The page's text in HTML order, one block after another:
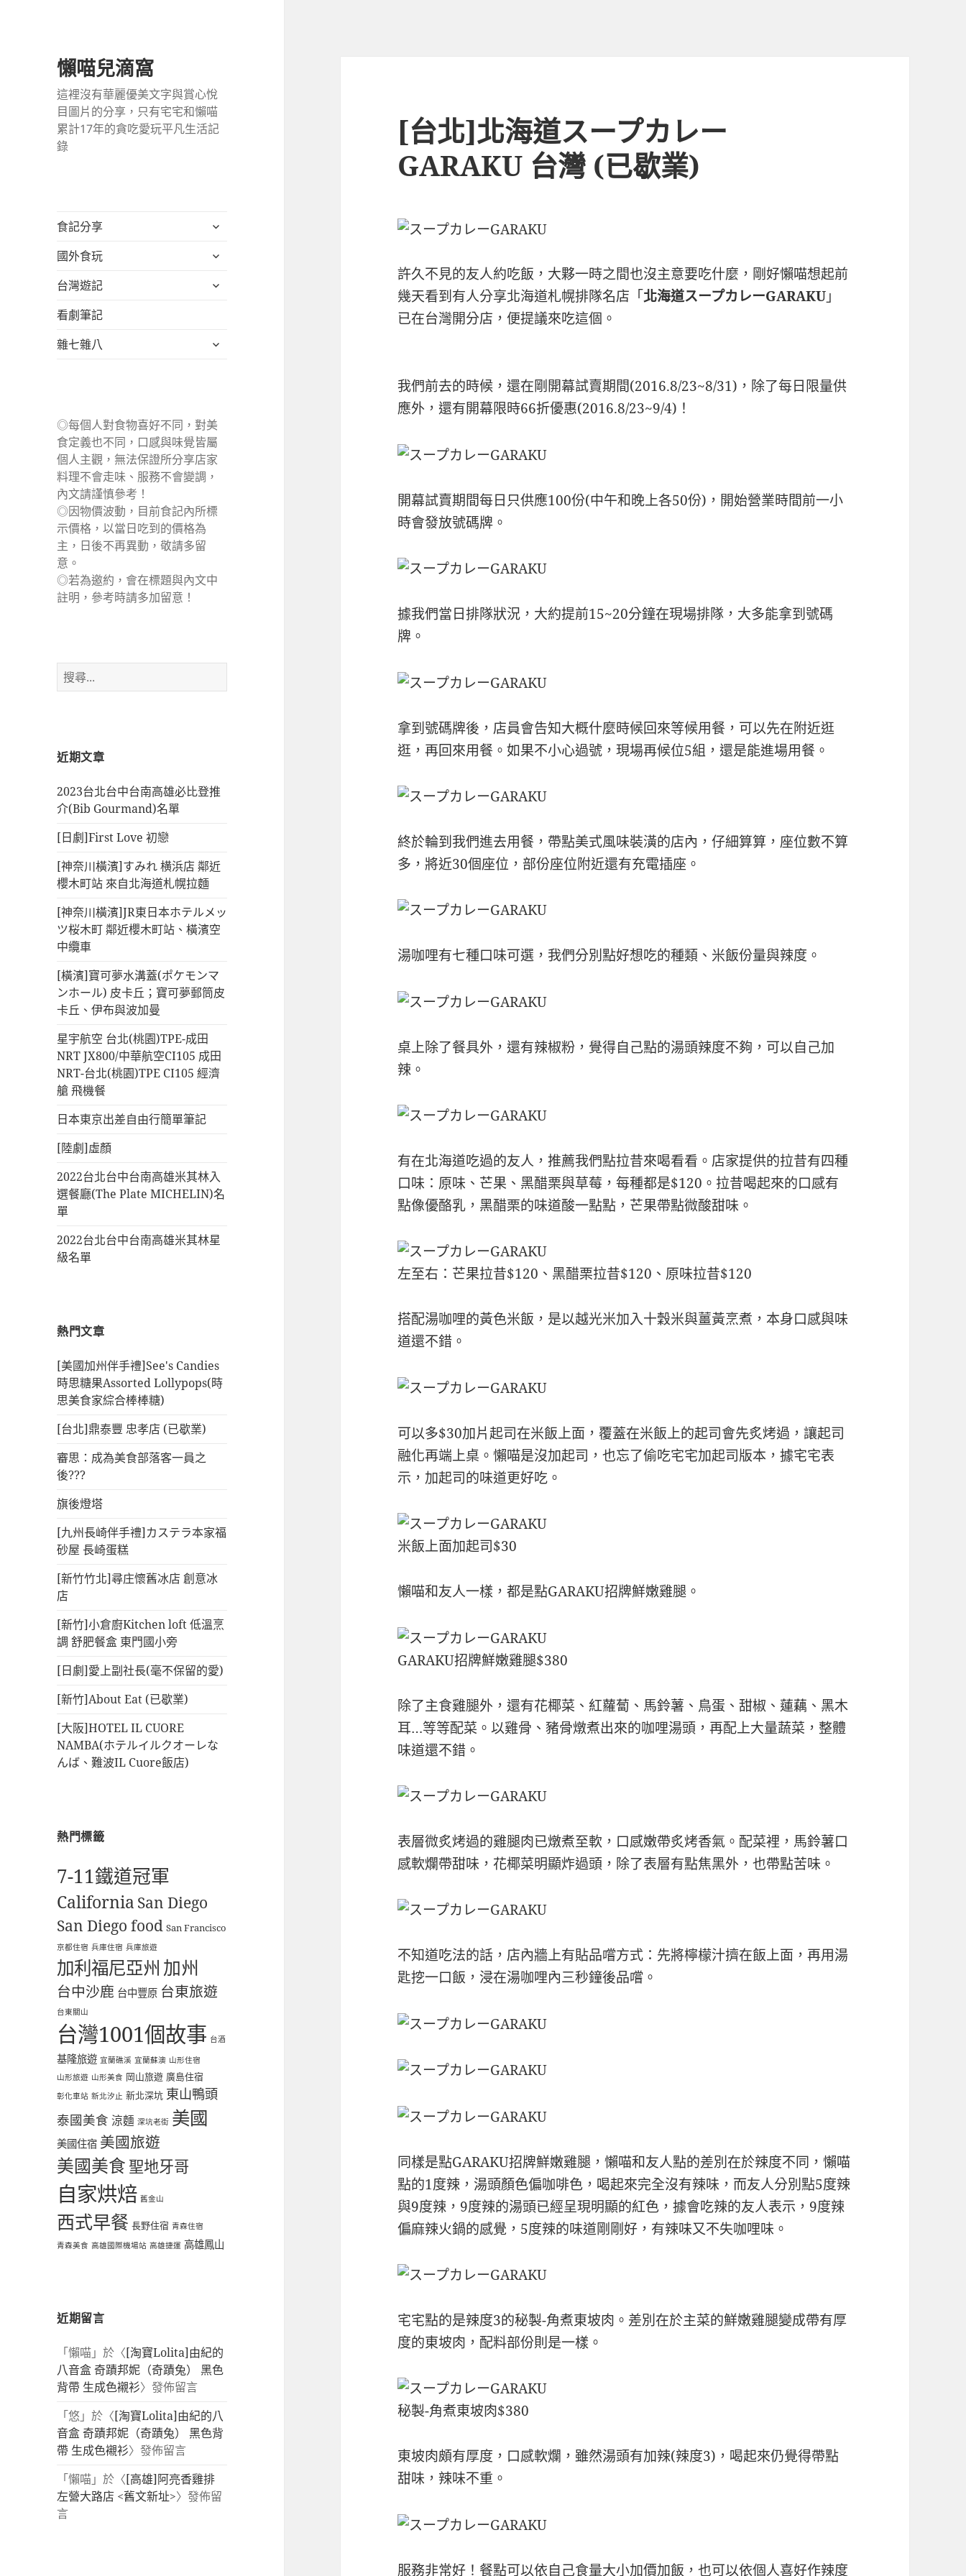
懶喵兒滴窩
這裡沒有華麗優美文字與賞心悅
目圖片的分享，只有宅宅和懶喵
累計17年的貪吃愛玩平凡生活記
錄
食記分享
展
子
單
國外食玩
展
子
台灣遊記
展
單
看劇筆記
雜七雜八
展
◎每個人對食物喜好不同，對美
食定義也不同，口感與味覺皆屬
個人主觀，無法保證所分享店家
料理不會走味、服務不會變調，
內文請謹慎參考！
◎因物價波動，目前食記內所標
示價格，以當日吃到的價格為
主，日後不再異動，敬請多留
意。
◎若為邀約，會在標題與內文中
註明，參考時請多加留意！
搜
尋
近期文章
2023台北台中台南高雄必比登推
介(Bib Gourmand)名單
[日劇]First Love 初戀
[神奈川橫濱]すみれ 横浜店 鄰近
櫻木町站 來自北海道札幌拉麵
[神奈川橫濱]JR東日本ホテルメッ
ツ桜木町 鄰近櫻木町站、橫濱空
中纜車
[橫濱]寶可夢水溝蓋(ポケモンマ
ンホール) 皮卡丘；寶可夢郵筒皮
卡丘、伊布與波加曼
星宇航空 台北(桃園)TPE-成田
NRT JX800/中華航空CI105 成田
NRT-台北(桃園)TPE CI105 經濟
艙 飛機餐
日本東京出差自由行簡單筆記
[陸劇]虛顏
2022台北台中台南高雄米其林入
選餐廳(The Plate MICHELIN)名
單
2022台北台中台南高雄米其林星
級名單
熱門文章
[美國加州伴手禮]See's Candies
時思糖果Assorted Lollypops(時
思美食家綜合棒棒糖)
[台北]鼎泰豐 忠孝店 (已歇業)
審思：成為美食部落客一員之
後???
旗後燈塔
[九州長崎伴手禮]カステラ本家福
砂屋 長崎蛋糕
[新竹竹北]尋庄懷舊冰店 創意冰
店
[新竹]小倉廚Kitchen loft 低溫烹
調 舒肥餐盒 東門國小旁
[日劇]愛上副社長(毫不保留的愛)
[新竹]About Eat (已歇業)
[大阪]HOTEL IL CUORE
NAMBA(ホテルイルクオーレな
んば、難波IL Cuore飯店)
熱門標籤
7-11鐵道冠軍
California San Diego
San Diego food San Francisco
京都住宿 兵庫住宿 兵庫旅遊
加利福尼亞州 加州
台中沙鹿 台中豐原 台東旅遊
台東關山
台灣1001個故事 台酒
基隆旅遊 宜蘭礁溪 宜蘭蘇澳 山形住宿
山形旅遊 山形美食 岡山旅遊 廣島住宿
彰化車站 新北汐止 新北深坑 東山鴨頭
泰國美食 涼麵 深坑老街 美國
美國住宿 美國旅遊
美國美食 聖地牙哥
自家烘焙 舊金山
西式早餐 長野住宿 青森住宿
青森美食 高雄國際機場站 高雄捷運 高雄鳳山
近期留言
「懶喵」於〈[淘寶Lolita]由紀的
八音盒 奇蹟邦妮（奇蹟兔） 黑色
背帶 生成色襯衫〉發佈留言
「悠」於〈[淘寶Lolita]由紀的八
音盒 奇蹟邦妮（奇蹟兔） 黑色背
帶 生成色襯衫〉發佈留言
「懶喵」於〈[高雄]阿亮香雞排
左營大路店 <舊文新址>〉發佈留
言
[台北]北海道スープカレー
GARAKU 台灣 (已歇業)
許久不見的友人約吃飯，大夥一時之間也沒主意要吃什麼，剛好懶喵想起前
幾天看到有人分享北海道札幌排隊名店「北海道スープカレーGARAKU」
已在台灣開分店，便提議來吃這個。
我們前去的時候，還在剛開幕試賣期間(2016.8/23~8/31)，除了每日限量供
應外，還有開幕限時66折優惠(2016.8/23~9/4)！
開幕試賣期間每日只供應100份(中午和晚上各50份)，開始營業時間前一小
時會發放號碼牌。
據我們當日排隊狀況，大約提前15~20分鐘在現場排隊，大多能拿到號碼
牌。
拿到號碼牌後，店員會告知大概什麼時候回來等候用餐，可以先在附近逛
逛，再回來用餐。如果不小心過號，現場再候位5組，還是能進場用餐。
終於輪到我們進去用餐，帶點美式風味裝潢的店內，仔細算算，座位數不算
多，將近30個座位，部份座位附近還有充電插座。
湯咖哩有七種口味可選，我們分別點好想吃的種類、米飯份量與辣度。
桌上除了餐具外，還有辣椒粉，覺得自己點的湯頭辣度不夠，可以自己加
辣。
有在北海道吃過的友人，推薦我們點拉昔來喝看看。店家提供的拉昔有四種
口味：原味、芒果、黑醋栗與草莓，每種都是$120。拉昔喝起來的口感有
點像優酪乳，黑醋栗的味道酸一點點，芒果帶點微酸甜味。
左至右：芒果拉昔$120、黑醋栗拉昔$120、原味拉昔$120
搭配湯咖哩的黃色米飯，是以越光米加入十穀米與薑黃烹煮，本身口感與味
道還不錯。
可以多$30加片起司在米飯上面，覆蓋在米飯上的起司會先炙烤過，讓起司
融化再端上桌。懶喵是沒加起司，也忘了偷吃宅宅加起司版本，據宅宅表
示，加起司的味道更好吃。
米飯上面加起司$30
懶喵和友人一樣，都是點GARAKU招牌鮮嫩雞腿。
GARAKU招牌鮮嫩雞腿$380
除了主食雞腿外，還有花椰菜、紅蘿蔔、馬鈴薯、鳥蛋、甜椒、蓮藕、黑木
耳…等等配菜。以雞骨、豬骨燉煮出來的咖哩湯頭，再配上大量蔬菜，整體
味道還不錯。
表層微炙烤過的雞腿肉已燉煮至軟，口感嫩帶炙烤香氣。配菜裡，馬鈴薯口
感軟爛帶甜味，花椰菜明顯炸過頭，除了表層有點焦黑外，也帶點苦味。
不知道吃法的話，店內牆上有貼品嚐方式：先將檸檬汁擠在飯上面，再用湯
匙挖一口飯，浸在湯咖哩內三秒鐘後品嚐。
同樣是點GARAKU招牌鮮嫩雞腿，懶喵和友人點的差別在於辣度不同，懶喵
點的1度辣，湯頭顏色偏咖啡色，喝起來完全沒有辣味，而友人分別點5度辣
與9度辣，9度辣的湯頭已經呈現明顯的紅色，據會吃辣的友人表示，9度辣
偏麻辣火鍋的感覺，5度辣的味道剛剛好，有辣味又不失咖哩味。
宅宅點的是辣度3的秘製-角煮東坡肉。差別在於主菜的鮮嫩雞腿變成帶有厚
度的東坡肉，配料部份則是一樣。
秘製-角煮東坡肉$380
東坡肉頗有厚度，口感軟爛，雖然湯頭有加辣(辣度3)，喝起來仍覺得帶點
甜味，辣味不重。
服務非常好！餐點可以依自己食量大小加價加飯，也可以依個人喜好作辣度